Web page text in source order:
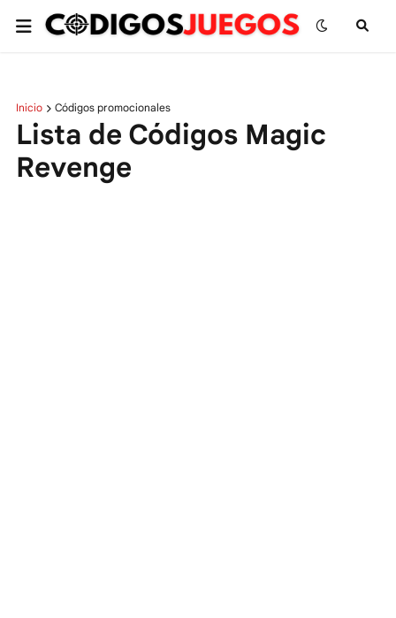
Inicio Códigos promocionales
Lista de Códigos Magic
Revenge